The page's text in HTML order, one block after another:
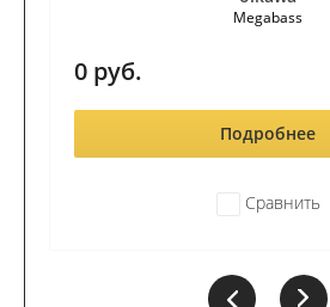
Megabass
0 руб.
Подробнее
Сравнить